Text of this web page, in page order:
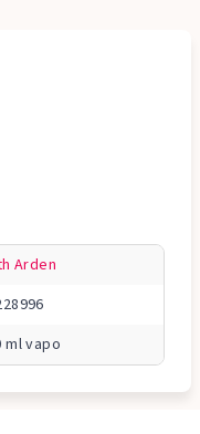
Arden
ml vapo